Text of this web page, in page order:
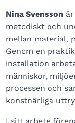
Nina Svensson
metodiskt och
mellan material,
Genom en
installation
människor,
processen och
konstnärliga
I sitt arbete